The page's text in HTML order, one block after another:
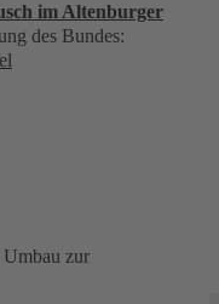
im Altenburger
des Bundes:
zur